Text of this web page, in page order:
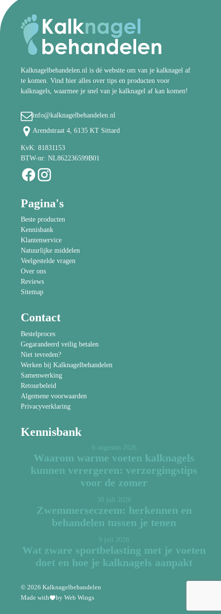
Kalknagelbehandelen.nl is dé website om van je kalknagel af
te komen. Vind hier alles over tips en producten voor
kalknagels, waarmee je snel van je kalknagel af kan komen!
info@kalknagelbehandelen.nl
Arendstraat 4, 6135 KT Sittard
KvK: 81831153
BTW-nr: NL862236599B01
Pagina's
Beste producten
Kennisbank
Klantenservice
Natuurlijke middelen
Veelgestelde vragen
Over ons
Reviews
Sitemap
Contact
Bestelproces
Gegarandeerd veilig betalen
Niet tevreden?
Werken bij Kalknagelbehandelen
Samenwerking
Retourbeleid
Algemene voorwaarden
Privacyverklaring
Kennisbank
6 augustus 2026
Waarom warme voeten kalknagels
kunnen verergeren: verzorgingstips
voor de zomer
30 juli 2026
Zwemmerseczeem: herkennen en
behandelen tussen je tenen
9 juli 2026
Wat zware sportbelasting met je voeten
doet en hoe je kalknagels aanpakt
© 2026 Kalknagelbehandelen
Made with
by Web Wings